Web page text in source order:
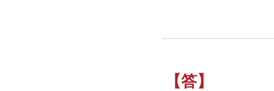
【答】